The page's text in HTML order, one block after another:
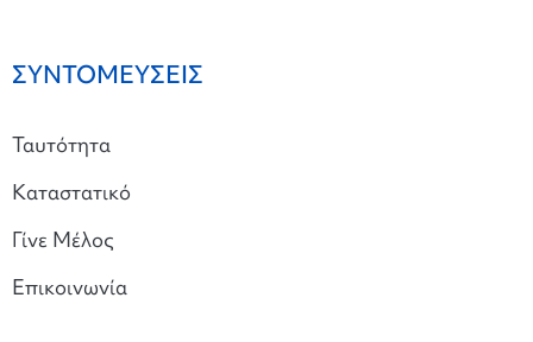
ΣΥΝΤΟΜΕΥΣΕΙΣ
Ταυτότητα
Καταστατικό
Γίνε Μέλος
Επικοινωνία